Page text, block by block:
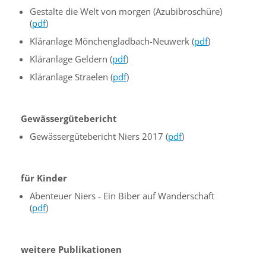
Gestalte die Welt von morgen (Azubibroschüre)
(pdf)
Kläranlage Mönchengladbach-Neuwerk (pdf)
Kläranlage Geldern (pdf)
Kläranlage Straelen (pdf)
Gewässergütebericht
Gewässergütebericht Niers 2017 (pdf)
für Kinder
Abenteuer Niers - Ein Biber auf Wanderschaft
(pdf)
weitere Publikationen